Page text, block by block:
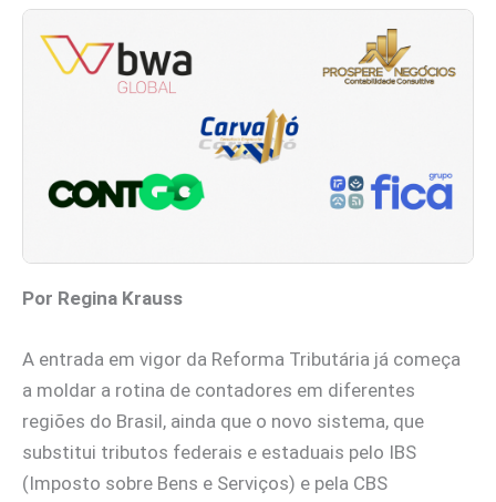
Por Regina Krauss
A entrada em vigor da Reforma Tributária já começa
a moldar a rotina de contadores em diferentes
regiões do Brasil, ainda que o novo sistema, que
substitui tributos federais e estaduais pelo IBS
(Imposto sobre Bens e Serviços) e pela CBS